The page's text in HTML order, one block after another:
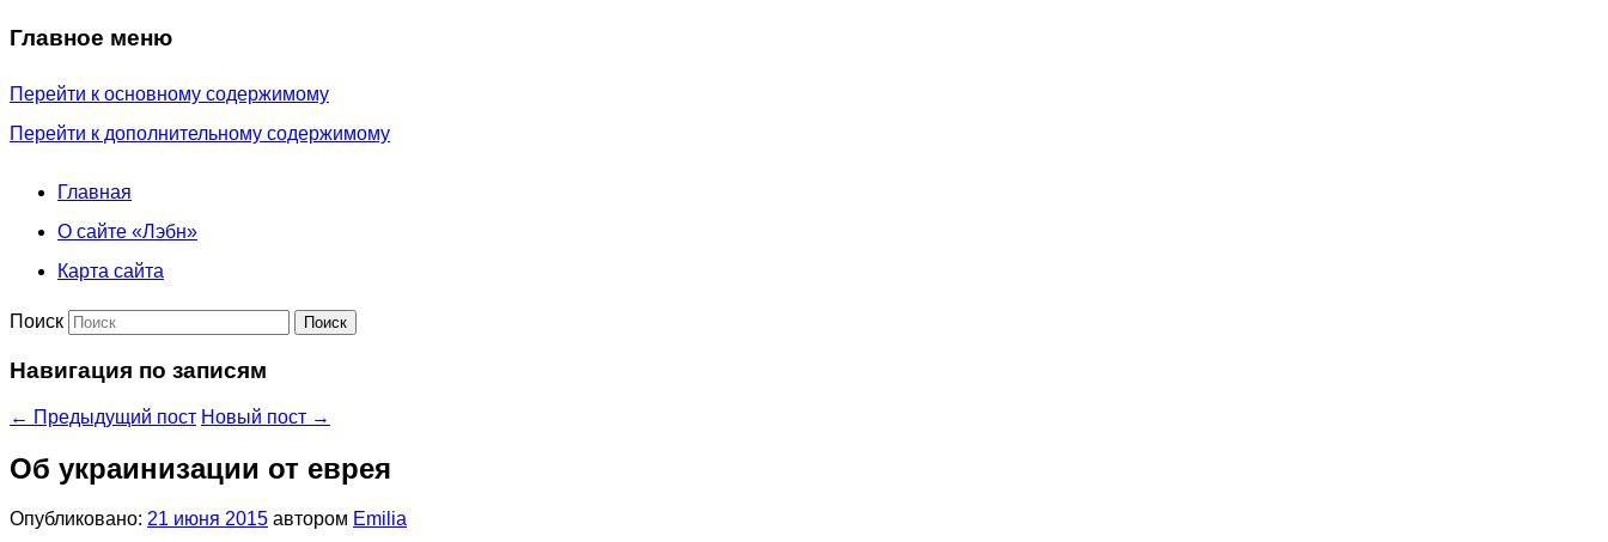
Главное меню
Перейти к основному содержимому
Перейти к дополнительному содержимому
Главная
О сайте «Лэбн»
Карта сайта
Поиск
Навигация по записям
← Предыдущий пост Новый пост →
Об украинизации от еврея
Опубликовано: 21 июня 2015 автором Emilia